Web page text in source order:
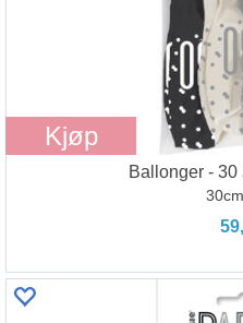
Kjøp
Ballonger -